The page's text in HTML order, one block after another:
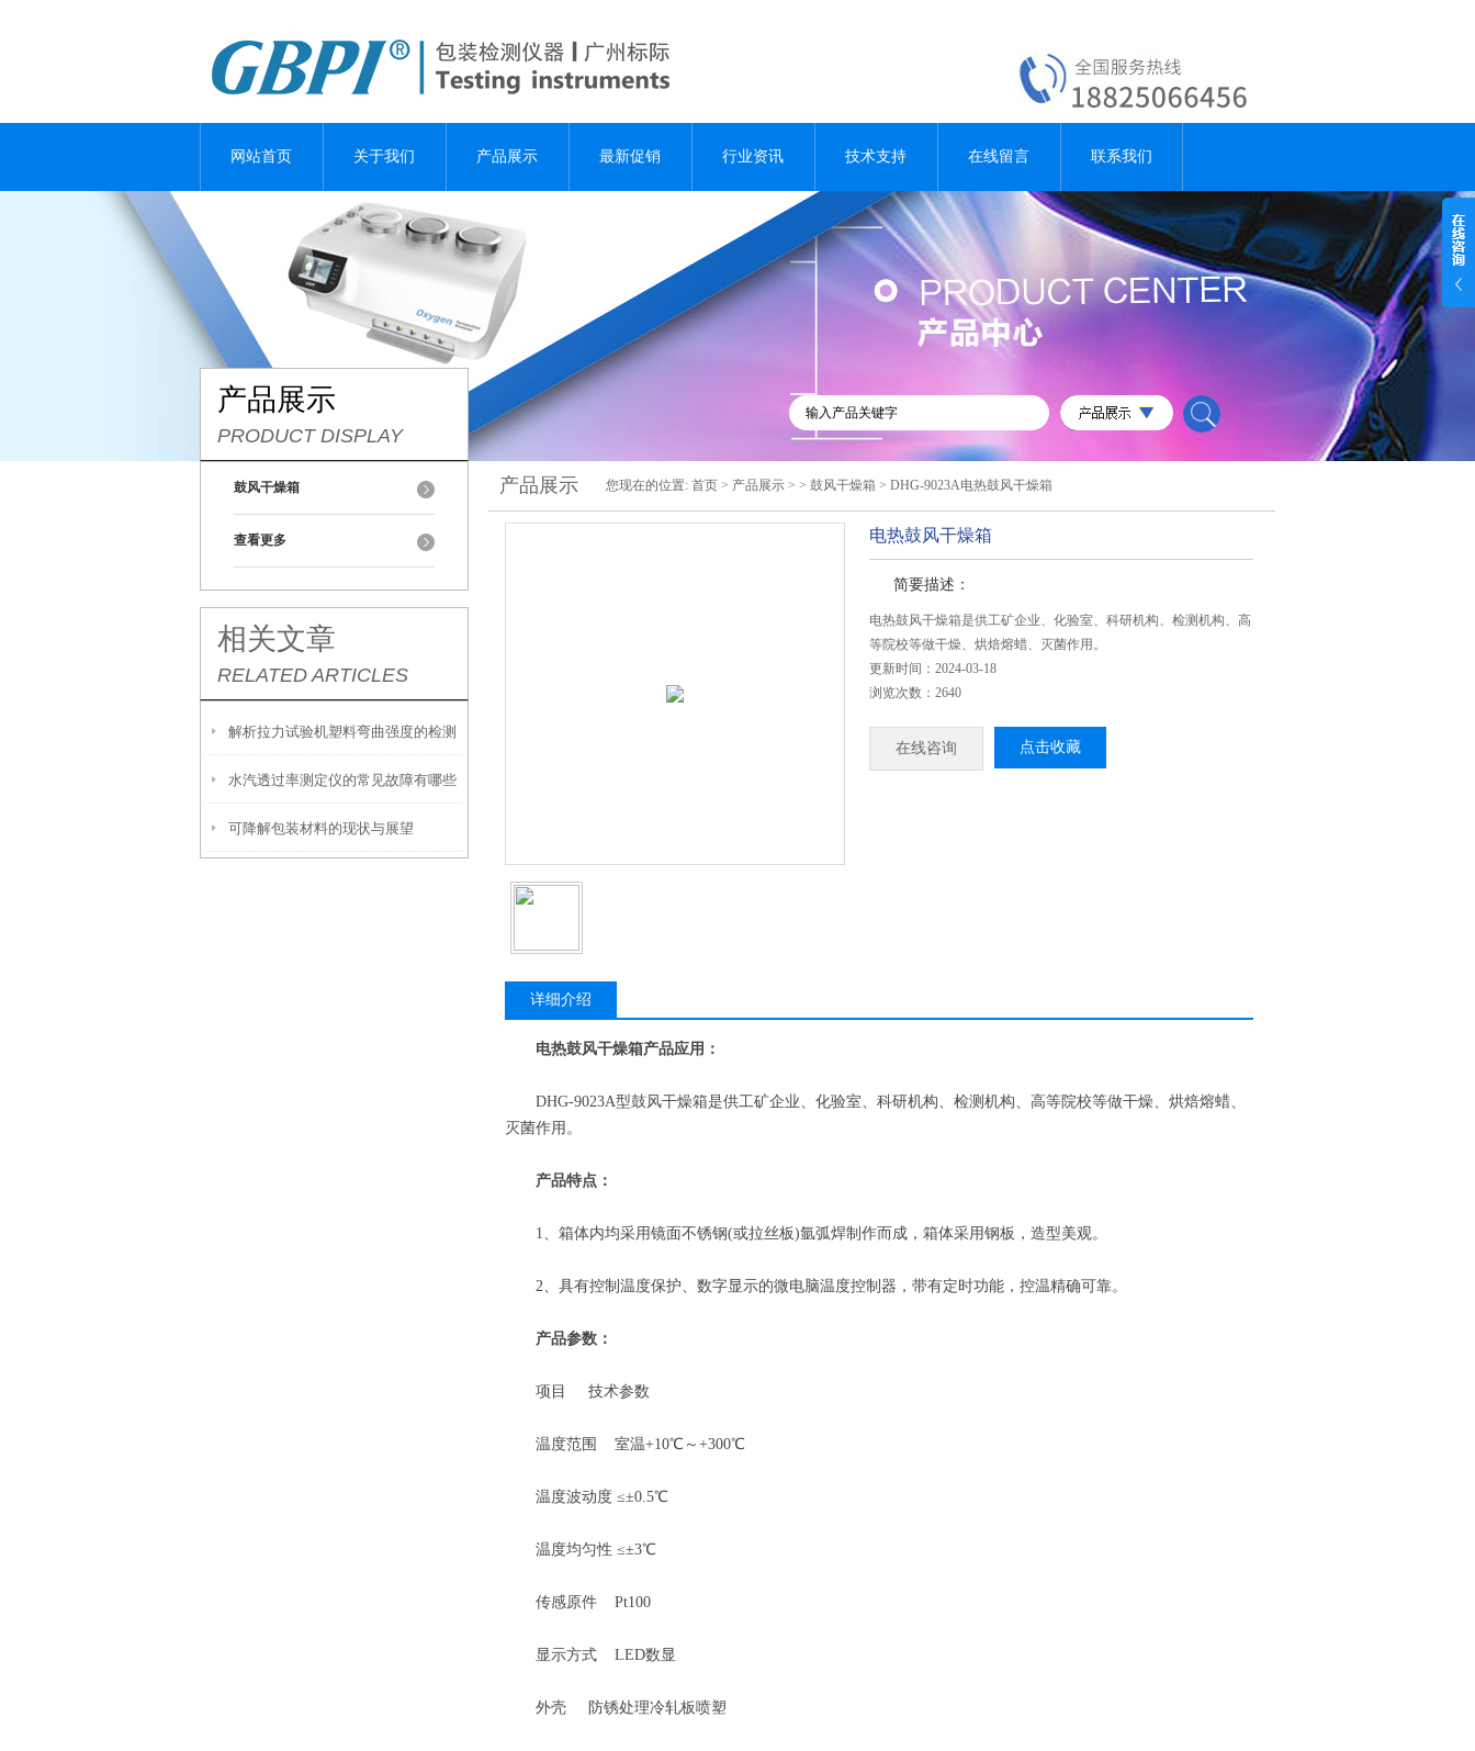
网站首页 关于我们 产品展示 最新促销 行业资讯 技术支持 在线留言 联系我们
产品展示
PRODUCT DISPLAY
鼓风干燥箱
查看更多
相关文章
RELATED ARTICLES
解析拉力试验机塑料弯曲强度的检测
水汽透过率测定仪的常见故障有哪些
可降解包装材料的现状与展望
产品展示 您现在的位置: 首页 > 产品展示 > > 鼓风干燥箱 > DHG-9023A电热鼓风干燥箱
电热鼓风干燥箱
简要描述：
电热鼓风干燥箱是供工矿企业、化验室、科研机构、检测机构、高
等院校等做干燥、烘焙熔蜡、灭菌作用。
更新时间：2024-03-18
浏览次数：2640
在线咨询 点击收藏
详细介绍
电热鼓风干燥箱产品应用：
DHG-9023A型鼓风干燥箱是供工矿企业、化验室、科研机构、检测机构、高等院校等做干燥、烘焙熔蜡、
灭菌作用。
产品特点：
1、箱体内均采用镜面不锈钢(或拉丝板)氩弧焊制作而成，箱体采用钢板，造型美观。
2、具有控制温度保护、数字显示的微电脑温度控制器，带有定时功能，控温精确可靠。
产品参数：
项目 技术参数
温度范围 室温+10℃～+300℃
温度波动度 ≤±0.5℃
温度均匀性 ≤±3℃
传感原件 Pt100
显示方式 LED数显
外壳 防锈处理冷轧板喷塑